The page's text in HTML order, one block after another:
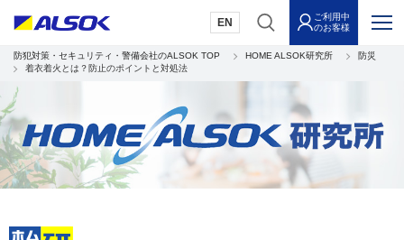
EN
ご利用中
のお客様
防犯対策・セキュリティ・警備会社のALSOK TOP HOME ALSOK研究所
防災
着衣着火とは？防止のポイントと対処法